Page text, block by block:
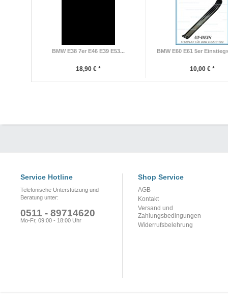
BMW E38 7er E46 E39 E53...
18,90 € *
BMW E60 E61 5er
10,00 € *
Service Hotline
Telefonische Unterstützung und
Beratung unter:
0511 - 89714620
Mo-Fr, 09:00 - 18:00 Uhr
Shop Service
AGB
Kontakt
Versand und
Zahlungsbedingungen
Widerrufsbelehrung